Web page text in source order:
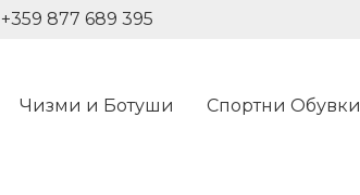
+359 877 689 395
Чизми и Ботуши Спортни Обувки